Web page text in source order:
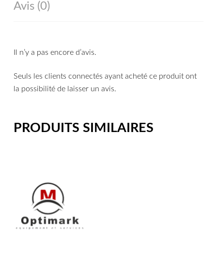
Avis (0)
Il n’y a pas encore d’avis.
Seuls les clients connectés ayant acheté ce produit ont
la possibilité de laisser un avis.
PRODUITS SIMILAIRES